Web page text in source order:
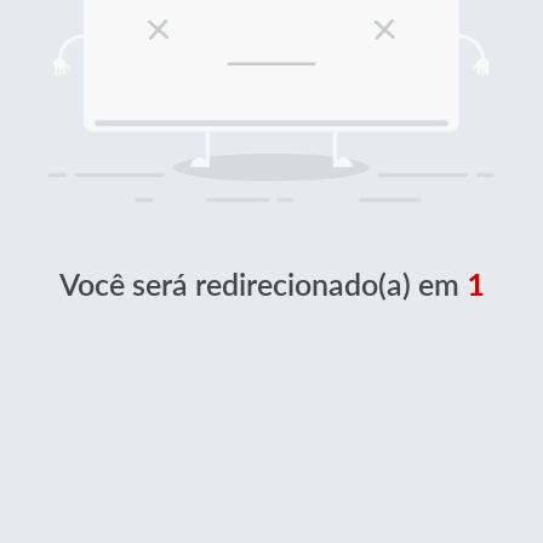
Você será redirecionado(a) em 1